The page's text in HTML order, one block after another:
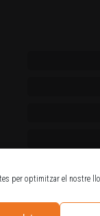
per optimitzar el nostre